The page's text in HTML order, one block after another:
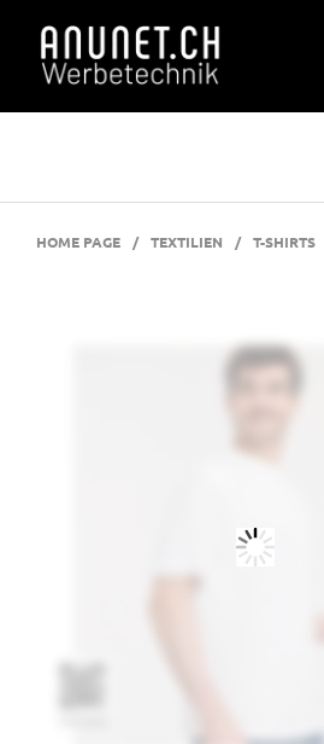
HOME PAGE / TEXTILIEN / T-SHIRTS